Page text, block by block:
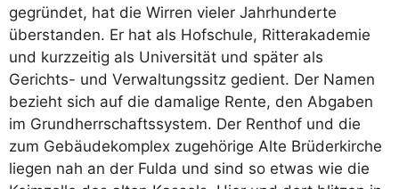
gegründet, hat die Wirren vieler Jahrhunderte
überstanden. Er hat als Hofschule, Ritterakademie
und kurzzeitig als Universität und später als
Gerichts- und Verwaltungssitz gedient. Der Namen
bezieht sich auf die damalige Rente, den Abgaben
im Grundherrschaftssystem. Der Renthof und die
zum Gebäudekomplex zugehörige Alte Brüderkirche
liegen nah an der Fulda und sind so etwas wie die